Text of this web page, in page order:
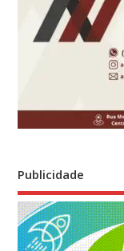
Publicidade